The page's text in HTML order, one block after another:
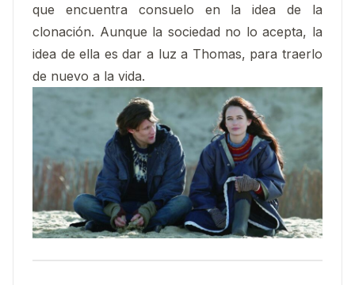
que encuentra consuelo en la idea de la
clonación. Aunque la sociedad no lo acepta, la
idea de ella es dar a luz a Thomas, para traerlo
de nuevo a la vida.